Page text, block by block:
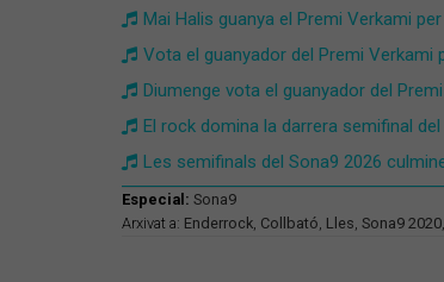
Mai Halis guanya el Premi Verkami
Vota el guanyador del Premi Verkami
Diumenge vota el guanyador del
El rock domina la darrera semifinal
Les semifinals del Sona9 2026
Especial: Sona9
Arxivat a: Enderrock Collbató Lles Sona9 2020